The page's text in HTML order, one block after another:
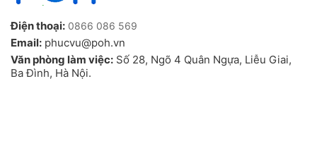
Điện thoại: 0866 086 569
Email: phucvu@poh.vn
Văn phòng làm việc: Số 28, Ngõ 4 Quân Ngựa, Liễu Giai,
Ba Đình, Hà Nội.